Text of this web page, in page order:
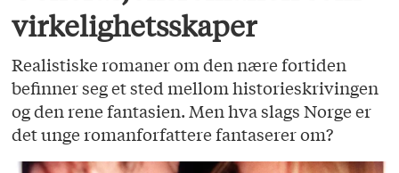
virkelighetsskaper
Realistiske romaner om den nære fortiden
befinner seg et sted mellom historieskrivingen
og den rene fantasien. Men hva slags Norge er
det unge romanforfattere fantaserer om?